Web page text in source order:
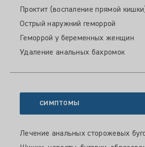
Проктит (воспаление прямой
Острый наружний геморрой
Геморрой у беременных женщин
Удаление анальных бахромок
СИМПТОМЫ
Лечение анальных сторожевых